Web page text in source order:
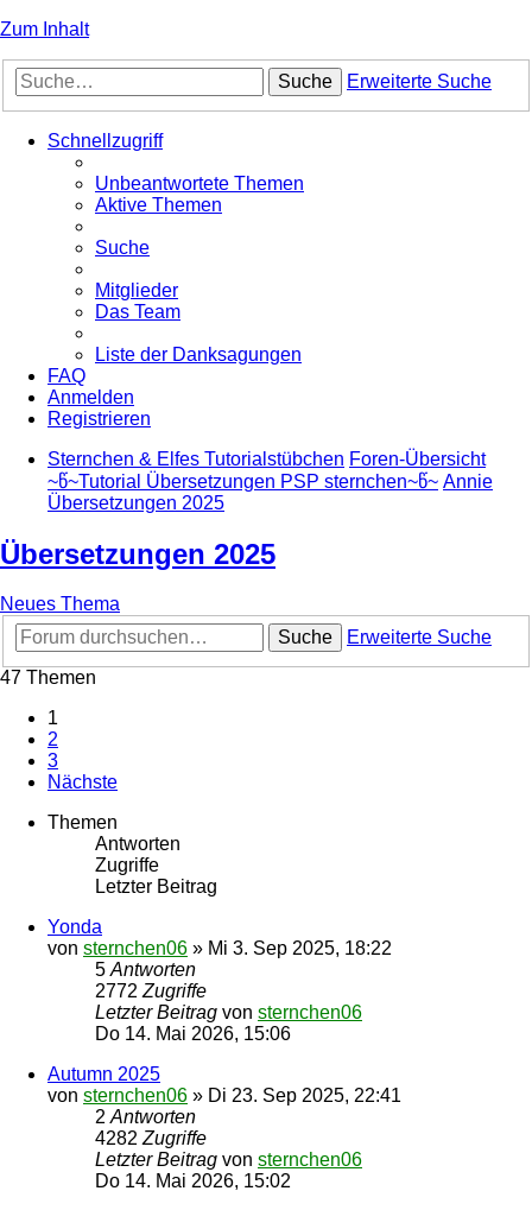
Zum Inhalt
Suche Erweiterte Suche
Schnellzugriff
Unbeantwortete Themen
Aktive Themen
Suche
Mitglieder
Das Team
Liste der Danksagungen
FAQ
Anmelden
Registrieren
Sternchen & Elfes Tutorialstübchen Foren-Übersicht
~წ~Tutorial Übersetzungen PSP sternchen~წ~ Annie
Übersetzungen 2025
Übersetzungen 2025
Neues Thema
Suche
Erweiterte Suche
47 Themen
1
2
3
Nächste
Themen
Antworten
Zugriffe
Letzter Beitrag
Yonda
von sternchen06 » Mi 3. Sep 2025, 18:22
5 Antworten
2772 Zugriffe
Letzter Beitrag von sternchen06
Do 14. Mai 2026, 15:06
Autumn 2025
von sternchen06 » Di 23. Sep 2025, 22:41
2 Antworten
4282 Zugriffe
Letzter Beitrag von sternchen06
Do 14. Mai 2026, 15:02